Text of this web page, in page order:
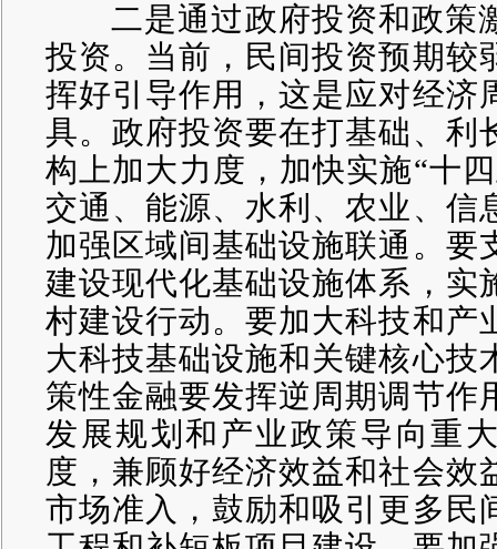
二是通过政府投资和政策
投资。当前，民间投资预期较
挥好引导作用，这是应对经济
具。政府投资要在打基础、利
构上加大力度，加快实施“十
交通、能源、水利、农业、信
加强区域间基础设施联通。要
建设现代化基础设施体系，实
村建设行动。要加大科技和产
大科技基础设施和关键核心技
策性金融要发挥逆周期调节作
发展规划和产业政策导向重
度，兼顾好经济效益和社会效
市场准入，鼓励和吸引更多民